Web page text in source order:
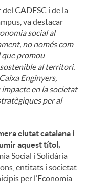
CADESC i de la
va destacar
social al
no només com
que promou
al territori.
Enginyers,
en la societat
per al
ciutat catalana i
aquest títol,
Social i Solidària
entitats i societat
per l’Economia